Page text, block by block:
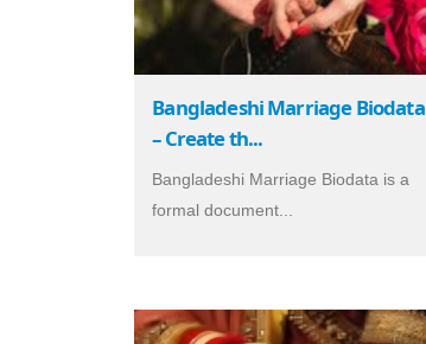
Bangladeshi Marriage Biodata
– Create th...
Bangladeshi Marriage Biodata is a
formal document...